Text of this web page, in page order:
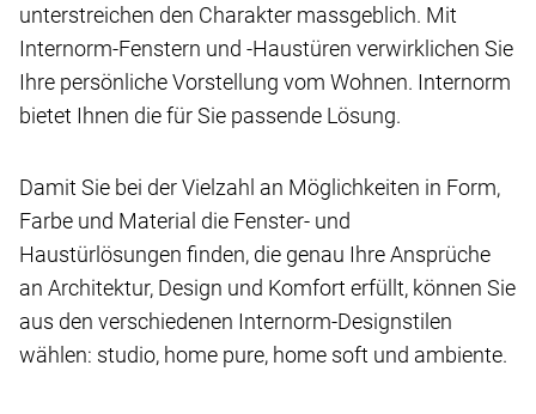
unterstreichen den Charakter massgeblich. Mit
Internorm-Fenstern und -Haustüren verwirklichen Sie
Ihre persönliche Vorstellung vom Wohnen. Internorm
bietet Ihnen die für Sie passende Lösung.
Damit Sie bei der Vielzahl an Möglichkeiten in Form,
Farbe und Material die Fenster- und
Haustürlösungen finden, die genau Ihre Ansprüche
an Architektur, Design und Komfort erfüllt, können Sie
aus den verschiedenen Internorm-Designstilen
wählen: studio, home pure, home soft und ambiente.